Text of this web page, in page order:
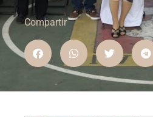
Compartir